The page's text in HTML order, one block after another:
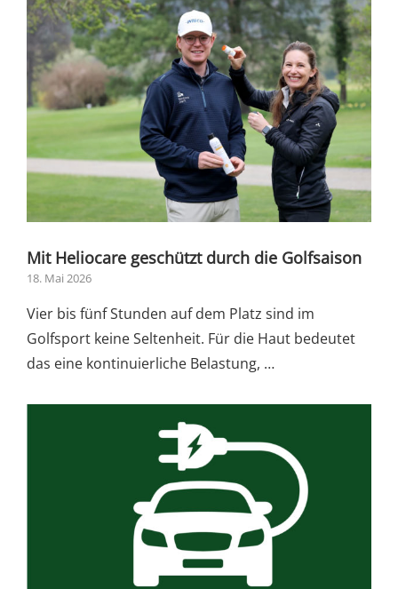
Mit Heliocare geschützt durch die Golfsaison
18. Mai 2026
Vier bis fünf Stunden auf dem Platz sind im
Golfsport keine Seltenheit. Für die Haut bedeutet
das eine kontinuierliche Belastung, …